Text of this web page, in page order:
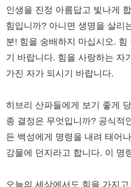
인생을 진정 아름답고 빛나게
힘입니까? 아니면 생명을 살리
분! 힘을 숭배하지 마십시오. 힘
기 바랍니다. 힘을 사랑하는 자
가진 자가 되시기 바랍니다.
히브리 산파들에게 보기 좋게
종 결정은 무엇입니까? 공식적
든 백성에게 명령을 내려 태어
강물에 던지라고 합니다. 이 명
오늘의 세상에서도 힘을 가지고